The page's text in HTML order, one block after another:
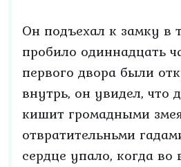
Он подъехал к замку в
пробило одиннадцать
первого двора были
внутрь, он увидел, что
кишит громадными
отвратительньми
сердце упало, когда во